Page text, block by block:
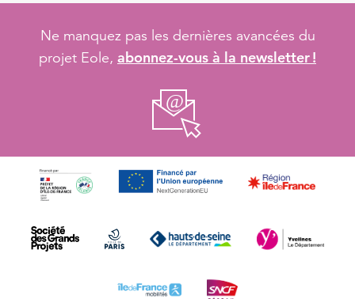
Ne manquez pas les dernières avancées du
projet Eole, abonnez-vous à la newsletter !